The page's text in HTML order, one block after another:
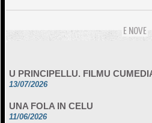
E NOVE
13/07/2026
11/06/2026